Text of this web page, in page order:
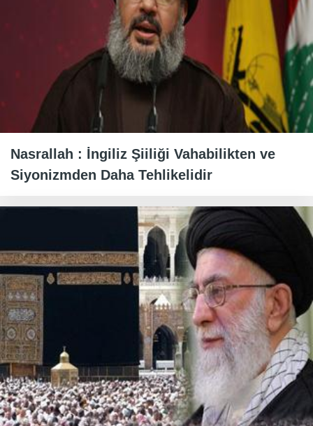
Nasrallah : İngiliz Şiiliği Vahabilikten ve
Siyonizmden Daha Tehlikelidir